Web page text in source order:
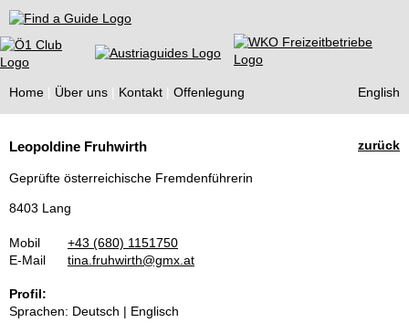
Find a Guide
Home Über uns Kontakt Offenlegung English
Guides
zurück
Leopoldine Fruhwirth
Geprüfte österreichische Fremdenführerin
8403 Lang
Mobil
+43 (680) 1151750
E-Mail
tina.fruhwirth@gmx.at
Profil:
Sprachen: Deutsch | Englisch